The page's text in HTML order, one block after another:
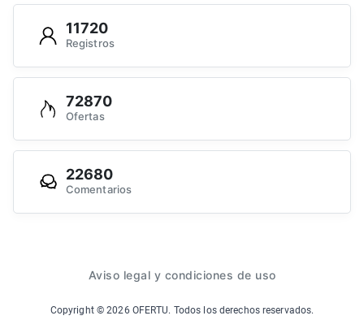
11720
Registros
72870
Ofertas
22680
Comentarios
Aviso legal y condiciones de uso
Copyright ©2026 OFERTU. Todos los derechos reservados.